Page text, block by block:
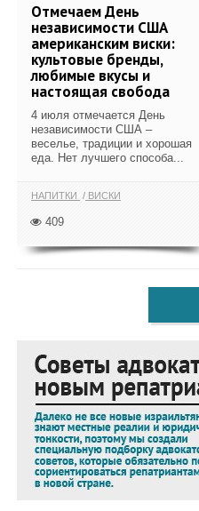
Отмечаем День
независимости США
американским виски:
культовые бренды,
любимые вкусы и
настоящая свобода
4 июля отмечается День
независимости США –
веселье, традиции и хорошая
еда. Нет лучшего способа...
НАПИТКИ ВИСКИ
409